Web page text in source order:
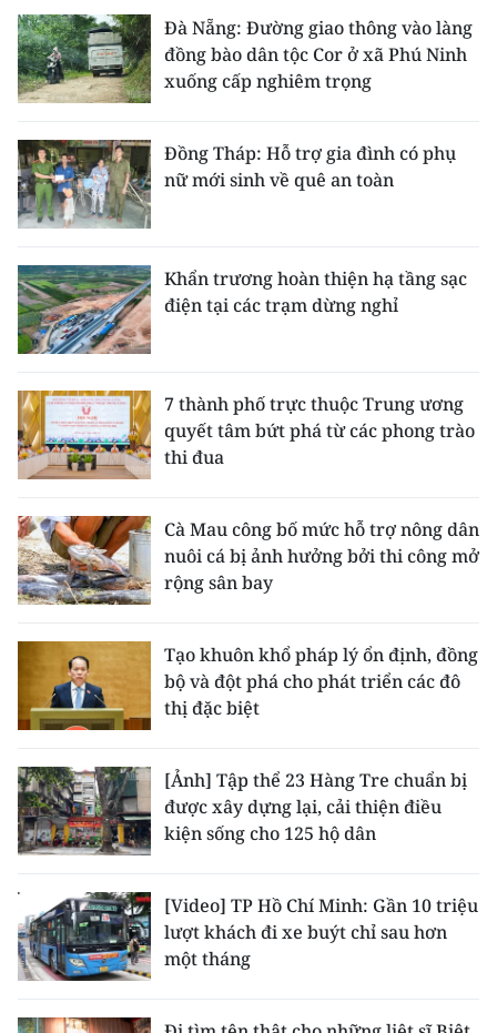
Đà Nẵng: Đường giao thông vào làng
đồng bào dân tộc Cor ở xã Phú Ninh
xuống cấp nghiêm trọng
Đồng Tháp: Hỗ trợ gia đình có phụ
nữ mới sinh về quê an toàn
Khẩn trương hoàn thiện hạ tầng sạc
điện tại các trạm dừng nghỉ
7 thành phố trực thuộc Trung ương
quyết tâm bứt phá từ các phong trào
thi đua
Cà Mau công bố mức hỗ trợ nông dân
nuôi cá bị ảnh hưởng bởi thi công mở
rộng sân bay
Tạo khuôn khổ pháp lý ổn định, đồng
bộ và đột phá cho phát triển các đô
thị đặc biệt
[Ảnh] Tập thể 23 Hàng Tre chuẩn bị
được xây dựng lại, cải thiện điều
kiện sống cho 125 hộ dân
[Video] TP Hồ Chí Minh: Gần 10 triệu
lượt khách đi xe buýt chỉ sau hơn
một tháng